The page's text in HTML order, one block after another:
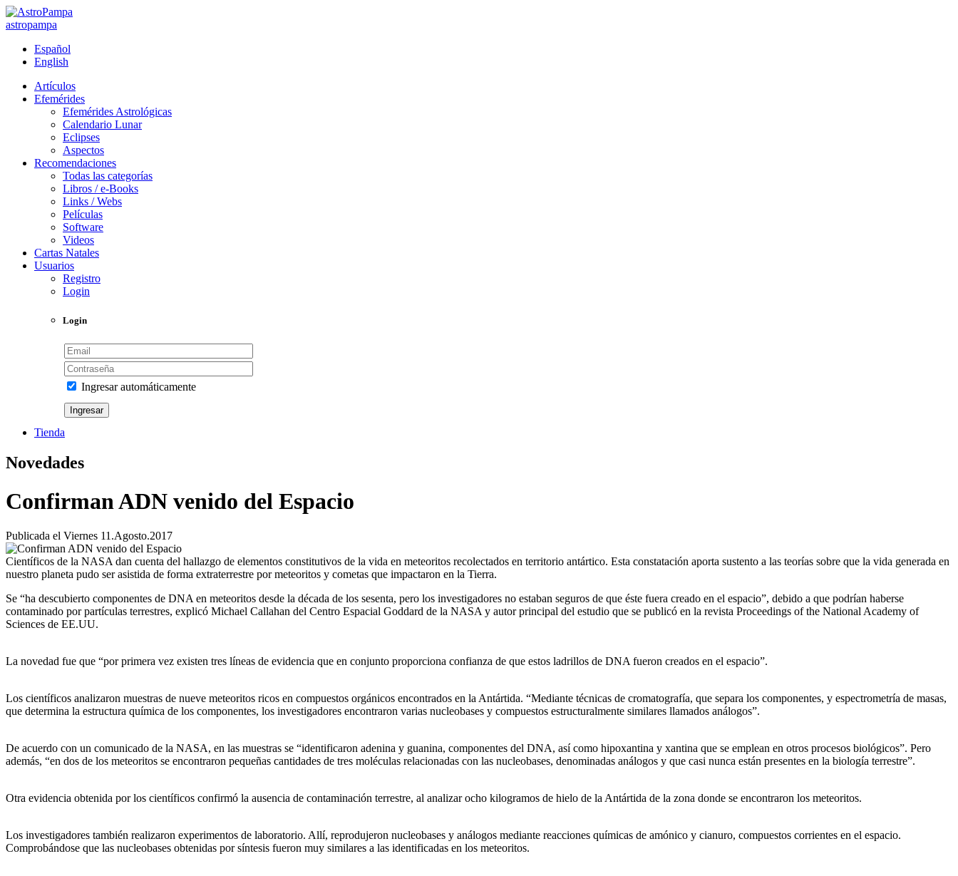
astropampa
Español
English
Artículos
Efemérides
Efemérides Astrológicas
Calendario Lunar
Eclipses
Aspectos
Recomendaciones
Todas las categorías
Libros / e-Books
Links / Webs
Películas
Software
Videos
Cartas Natales
Usuarios
Registro
Login
Login
Ingresar automáticamente
Tienda
Novedades
Confirman ADN venido del Espacio
Publicada el Viernes 11.Agosto.2017
Científicos de la NASA dan cuenta del hallazgo de elementos constitutivos de la vida en meteoritos recolectados en territorio antártico. Esta constatación aporta sustento a las teorías sobre que la vida generada en
nuestro planeta pudo ser asistida de forma extraterrestre por meteoritos y cometas que impactaron en la Tierra.
Se “ha descubierto componentes de DNA en meteoritos desde la década de los sesenta, pero los investigadores no estaban seguros de que éste fuera creado en el espacio”, debido a que podrían haberse
contaminado por partículas terrestres, explicó Michael Callahan del Centro Espacial Goddard de la NASA y autor principal del estudio que se publicó en la revista Proceedings of the National Academy of
Sciences de EE.UU.
La novedad fue que “por primera vez existen tres líneas de evidencia que en conjunto proporciona confianza de que estos ladrillos de DNA fueron creados en el espacio”.
Los científicos analizaron muestras de nueve meteoritos ricos en compuestos orgánicos encontrados en la Antártida. “Mediante técnicas de cromatografía, que separa los componentes, y espectrometría de masas,
que determina la estructura química de los componentes, los investigadores encontraron varias nucleobases y compuestos estructuralmente similares llamados análogos”.
De acuerdo con un comunicado de la NASA, en las muestras se “identificaron adenina y guanina, componentes del DNA, así como hipoxantina y xantina que se emplean en otros procesos biológicos”. Pero
además, “en dos de los meteoritos se encontraron pequeñas cantidades de tres moléculas relacionadas con las nucleobases, denominadas análogos y que casi nunca están presentes en la biología terrestre”.
Otra evidencia obtenida por los científicos confirmó la ausencia de contaminación terrestre, al analizar ocho kilogramos de hielo de la Antártida de la zona donde se encontraron los meteoritos.
Los investigadores también realizaron experimentos de laboratorio. Allí, reprodujeron nucleobases y análogos mediante reacciones químicas de amónico y cianuro, compuestos corrientes en el espacio.
Comprobándose que las nucleobases obtenidas por síntesis fueron muy similares a las identificadas en los meteoritos.